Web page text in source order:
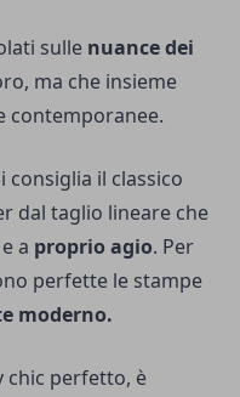
sulle nuance dei
ma che insieme
contemporanee.
consiglia il classico
dal taglio lineare che
a proprio agio. Per
perfette le stampe
moderno.
chic perfetto, è